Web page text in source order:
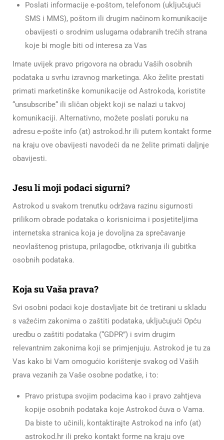
Poslati informacije e-poštom, telefonom (uključujući
SMS i MMS), poštom ili drugim načinom komunikacije
obavijesti o srodnim uslugama odabranih trećih strana
koje bi mogle biti od interesa za Vas
Imate uvijek pravo prigovora na obradu Vaših osobnih
podataka u svrhu izravnog marketinga. Ako želite prestati
primati marketinške komunikacije od Astrokoda, koristite
“unsubscribe“ ili sličan objekt koji se nalazi u takvoj
komunikaciji. Alternativno, možete poslati poruku na
adresu e-pošte info (at) astrokod.hr ili putem kontakt forme
na kraju ove obavijesti navodeći da ne želite primati daljnje
obavijesti.
Jesu li moji podaci sigurni?
Astrokod u svakom trenutku održava razinu sigurnosti
prilikom obrade podataka o korisnicima i posjetiteljima
internetska stranica koja je dovoljna za sprečavanje
neovlaštenog pristupa, prilagodbe, otkrivanja ili gubitka
osobnih podataka.
Koja su Vaša prava?
Svi osobni podaci koje dostavljate bit će tretirani u skladu
s važećim zakonima o zaštiti podataka, uključujući Opću
uredbu o zaštiti podataka (“GDPR”) i svim drugim
relevantnim zakonima koji se primjenjuju. Astrokod je tu za
Vas kako bi Vam omogućio korištenje svakog od Vaših
prava vezanih za Vaše osobne podatke, i to:
Pravo pristupa svojim podacima kao i pravo zahtjeva
kopije osobnih podataka koje Astrokod čuva o Vama.
Da biste to učinili, kontaktirajte Astrokod na info (at)
astrokod.hr ili preko kontakt forme na kraju ove